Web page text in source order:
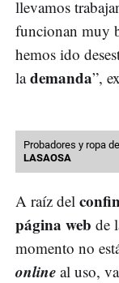
llevamos
funcionan muy
hemos ido
lademanda”,
Probadores y ropa
LASAOSA
A raíz del
página web de
momento no
online al uso,